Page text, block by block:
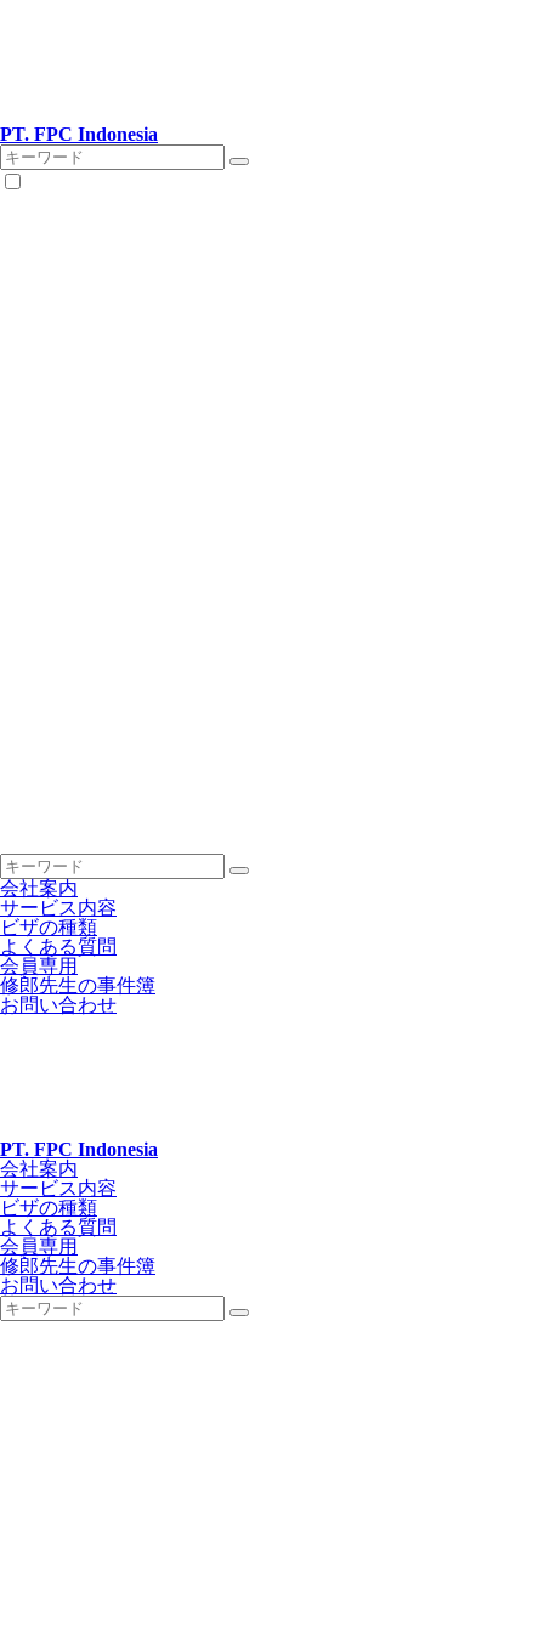
PT. FPC Indonesia
会社案内
サービス内容
ビザの種類
よくある質問
会員専用
修郎先生の事件簿
お問い合わせ
PT. FPC Indonesia
会社案内
サービス内容
ビザの種類
よくある質問
会員専用
修郎先生の事件簿
お問い合わせ